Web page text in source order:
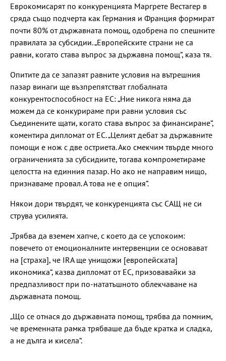
Еврокомисарят по конкуренцията Маргрете Вестагер в
сряда също подчерта как Германия и Франция формират
почти 80% от държавната помощ, одобрена по спешните
правилата за субсидии. „Европейските страни не са
равни, когато става въпрос за държавна помощ“, каза тя.
Опитите да се запазят равните условия на вътрешния
пазар винаги ще възпрепятстват глобалната
конкурентоспособност на ЕС: „Ние никога няма да
можем да се конкурираме при равни условия със
Съединените щати, когато става въпрос за финансиране“,
коментира дипломат от ЕС. „Целият дебат за държавните
помощи е нож с две остриета. Ако смекчим твърде много
ограниченията за субсидиите, тогава компрометираме
целостта на единния пазар. Но ако не направим нищо,
признаваме провал. А това не е опция“.
Някои дори твърдят, че конкуренцията със САЩ не си
струва усилията.
„Трябва да вземем хапче, с което да се успокоим:
повечето от емоционалните интервенции се основават
на [страха], че IRA ще унищожи [европейската]
икономика“, казва дипломат от ЕС, призовавайки за
предпазливост при по-нататъшното облекчаване на
държавната помощ.
„Що се отнася до държавната помощ, трябва да помним,
че временната рамка трябваше да бъде кратка и сладка,
а не дълга и кисела“.